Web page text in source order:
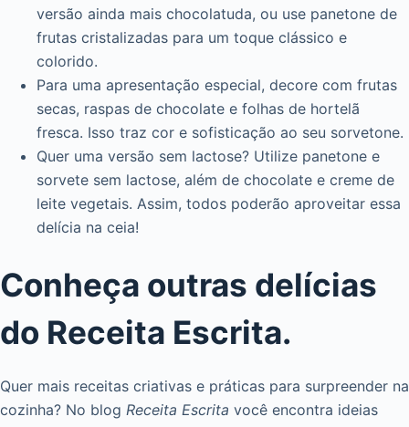
versão ainda mais chocolatuda, ou use panetone de
frutas cristalizadas para um toque clássico e
colorido.
Para uma apresentação especial, decore com frutas
secas, raspas de chocolate e folhas de hortelã
fresca. Isso traz cor e sofisticação ao seu sorvetone.
Quer uma versão sem lactose? Utilize panetone e
sorvete sem lactose, além de chocolate e creme de
leite vegetais. Assim, todos poderão aproveitar essa
delícia na ceia!
Conheça outras delícias
do Receita Escrita.
Quer mais receitas criativas e práticas para surpreender na
cozinha? No blog Receita Escrita você encontra ideias